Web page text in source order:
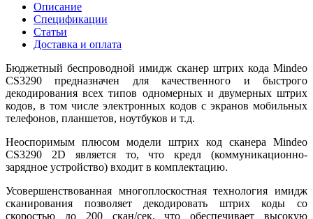
Описание
Спецификации
Статьи
Доставка и оплата
Бюджетный беспроводной имидж сканер штрих кода Mindeo
CS3290 предназначен для качественного и быстрого
декодирования всех типов одномерных и двумерных штрих
кодов, в том числе электронных кодов с экранов мобильных
телефонов, планшетов, ноутбуков и т.д.
Неоспоримым плюсом модели штрих код сканера Mindeo
CS3290 2D является то, что кредл (коммуникационно-
зарядное устройство) входит в комплектацию.
Усовершенствованная многоплоскостная технология имидж
сканирования позволяет декодировать штрих коды со
скоростью до 200 скан/сек, что обеспечивает высокую